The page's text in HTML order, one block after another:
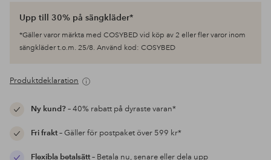
Upp till 30% på sängkläder*
*Gäller varor märkta med COSYBED vid köp av 2 eller fler varor inom
sängkläder t.o.m. 25/8. Använd kod: COSYBED
Produktdeklaration
Ny kund?– 40% rabatt på dyraste varan*
Fri frakt– Gäller för postpaket över 599 kr*
Flexibla betalsätt– Betala nu, senare eller dela upp